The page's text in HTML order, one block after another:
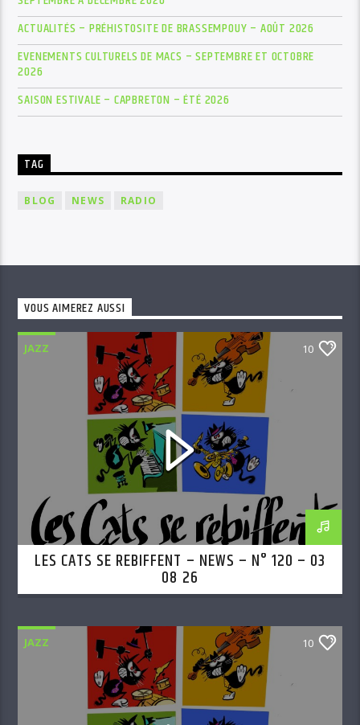
ACTUALITÉS – PRÉHISTOSITE DE BRASSEMPOUY – AOÛT 2026
EVENEMENTS CULTURELS DE MACS – SEPTEMBRE ET OCTOBRE
2026
SAISON ESTIVALE – CAPBRETON – ÉTÉ 2026
TAG
BLOG NEWS RADIO
VOUS AIMEREZ AUSSI
JAZZ 10
LES CATS SE REBIFFENT – NEWS – N° 120 – 03
08 26
JAZZ 10